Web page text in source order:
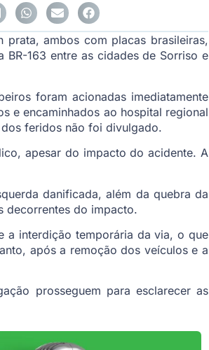
prata, ambos com placas brasileiras,
163 entre as cidades de Sorriso e
foram acionadas imediatamente
e encaminhados ao hospital regional
feridos não foi divulgado.
apesar do impacto do acidente. A
danificada, além da quebra da
decorrentes do impacto.
a interdição temporária da via, o que
após a remoção dos veículos e a
prosseguem para esclarecer as